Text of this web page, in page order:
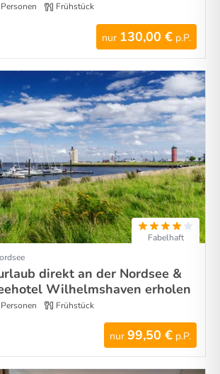
Frühstück
nur 130,00 € p.P.
Fabelhaft
direkt an der Nordsee &
Wilhelmshaven erholen
Frühstück
nur 99,50 € p.P.